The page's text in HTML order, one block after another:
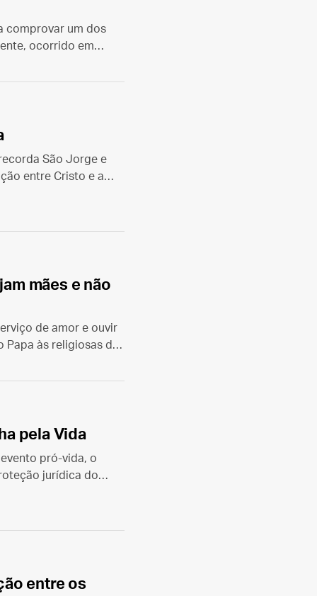
comprovar um dos
ocorrido em
São Jorge e
entre Cristo e a
mães e não
de amor e ouvir
Papa às religiosas do
pela Vida
pró-vida, o
jurídica do
entre os